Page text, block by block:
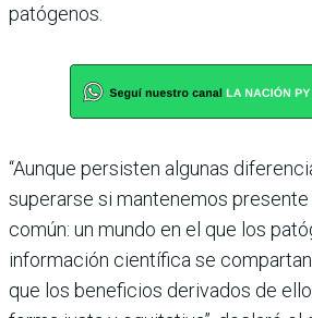
patógenos.
“Aunque persisten algunas
superarse si mantenemos
común: un mundo en el que los
información científica se
que los beneficios derivados de